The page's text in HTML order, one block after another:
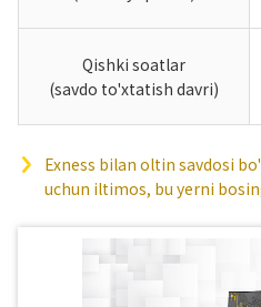
Qishki soatlar
(savdo to'xtatish davri)
Exness bilan oltin savdosi
uchun iltimos, bu yerni